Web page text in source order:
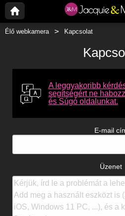
Élő webkamera Kapcsolat
A leggyakoribb
segítségért ne
és Súgó oldalunkat.
E-mail
Üzenet